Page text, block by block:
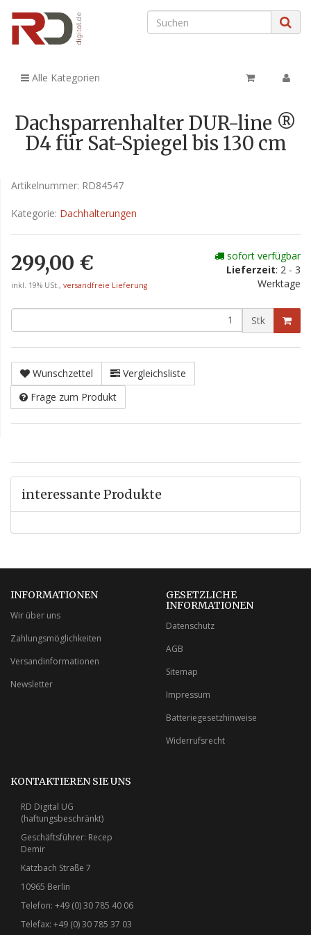
Alle Kategorien
Dachsparrenhalter DUR-line ®
D4 für Sat-Spiegel bis 130 cm
Artikelnummer: RD84547
Kategorie: Dachhalterungen
299,00 €
inkl. 19% USt., versandfreie Lieferung
sofort verfügbar
Lieferzeit: 2 - 3
Werktage
Stk
Wunschzettel
Vergleichsliste
Frage zum Produkt
interessante Produkte
INFORMATIONEN
Wir über uns
Zahlungsmöglichkeiten
Versandinformationen
Newsletter
GESETZLICHE
INFORMATIONEN
Datenschutz
AGB
Sitemap
Impressum
Batteriegesetzhinweise
Widerrufsrecht
KONTAKTIEREN SIE UNS
RD Digital UG
(haftungsbeschränkt)
Geschäftsführer: Recep
Demir
Katzbach Straße 7
10965 Berlin
Telefon: +49 (0) 30 785 40 06
Telefax: +49 (0) 30 785 37 03